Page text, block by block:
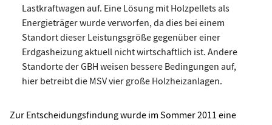
Lastkraftwagen auf. Eine Lösung mit Holzpellets als
Energieträger wurde verworfen, da dies bei einem
Standort dieser Leistungsgröße gegenüber einer
Erdgasheizung aktuell nicht wirtschaftlich ist. Andere
Standorte der GBH weisen bessere Bedingungen auf,
hier betreibt die MSV vier große Holzheizanlagen.
Zur Entscheidungsfindung wurde im Sommer 2011 eine